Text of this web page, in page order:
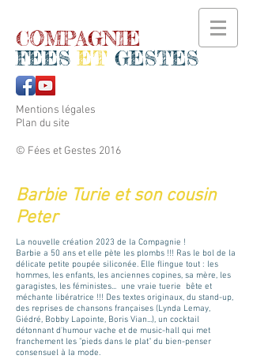
COMPAGNIE
FEESET GESTES
Mentions légales
Plan du site
© Fées et Gestes 2016
Barbie Turie et son cousin
Peter
La nouvelle création 2023 de la Compagnie !
Barbie a 50 ans et elle pète les plombs !!! Ras le bol de la
délicate petite poupée siliconée. Elle flingue tout : les
hommes, les enfants, les anciennes copines, sa mère, les
garagistes, les féministes... une vraie tuerie bête et
méchante libératrice !!! Des textes originaux, du stand-up,
des reprises de chansons françaises (Lynda Lemay,
Giédré, Bobby Lapointe, Boris Vian...), un cocktail
détonnant d'humour vache et de music-hall qui met
franchement les "pieds dans le plat" du bien-penser
consensuel à la mode.